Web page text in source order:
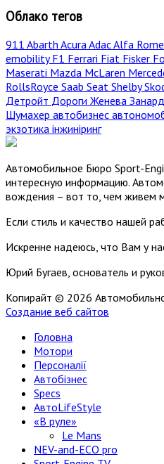
Облако тегов
911 Abarth AcuraAdacAlfa
emobilityF1 Ferrari Fiat Fisker
Maserati Mazda McLaren
RollsRoyce Saab Seat Shelby
Детройт Дороги Женева
Шумахер автобизнес
экзотика інжиніринг
Автомобильное Бюро Sport-
интересную информацию.
вождения – вот то, чем живем
Если стиль и качество нашей
Искренне надеюсь, что Вам у
Юрий Бугаев, основатель и
Копирайт © 2026
Создание веб сайтов
Головна
Мотори
Персоналії
Автобізнес
Specs
АвтоLifeStyle
«В руле»
Le Mans
NEV-and-ECO pro